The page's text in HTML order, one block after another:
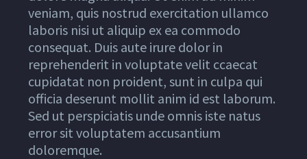
veniam, quis nostrud exercitation ullamco
laboris nisi ut aliquip ex ea commodo
consequat. Duis aute irure dolor in
reprehenderit in voluptate velit ccaecat
cupidatat non proident, sunt in culpa qui
officia deserunt mollit anim id est laborum.
Sed ut perspiciatis unde omnis iste natus
error sit voluptatem accusantium
doloremque.